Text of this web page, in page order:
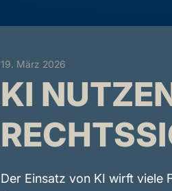
19. März 2026
KI
Der Einsatz von KI wirft viele